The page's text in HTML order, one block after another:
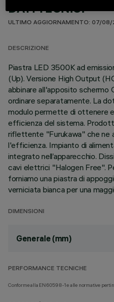
DATI TECNICI
ULTIMO AGGIORNAMENTO: 07/
DESCRIZIONE
Piastra LED 3500K ad
(Up). Versione High Output
abbinare all'apposito schermo
ordinare separatamente. La
modulo permette di ottenere
efficienza del sistema.
riflettente "Furukawa" che ne
l'efficienza. Impianto di
integrato nell’apparecchio.
cavi elettrici "Halogen Free".
forniamo una piastra di
verniciata bianca per una
DIMENSIONI
Generale (mm)
PERFORMANCE TECNICHE
Conforme alla EN60598-1 e alle normative